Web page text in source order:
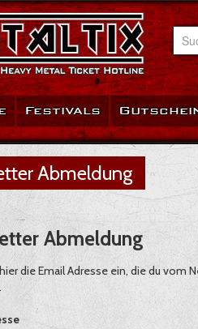
Festivals
Abmeldung
Abmeldung
die Email Adresse ein, die du